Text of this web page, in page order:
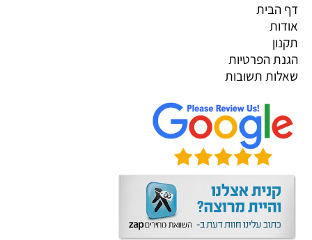
דף הבית
אודות
תקנון
הגנת הפרטיות
שאלות תשובות